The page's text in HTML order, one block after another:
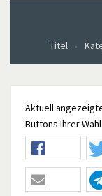
Titel
Aktuell
Buttons Ihrer